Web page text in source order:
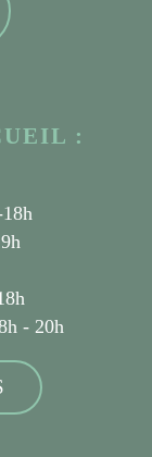
:
- 20h